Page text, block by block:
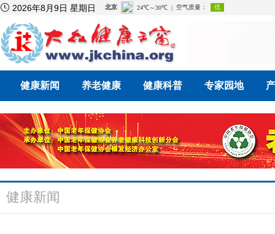
 2026年8月9日 星期日
健康新闻 养老健康 健康科普 专家园地
健康新闻